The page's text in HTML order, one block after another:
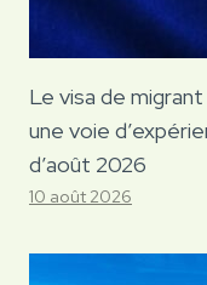
Le visa de
une voie
d’août 2026
10 août 2026